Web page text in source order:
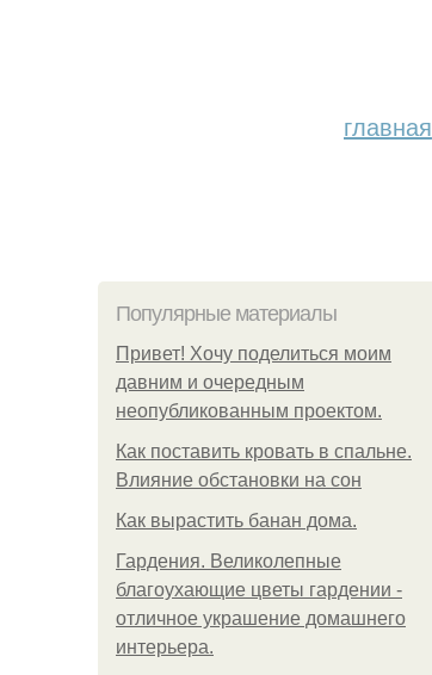
главная
Популярные материалы
Привет! Хочу поделиться моим
давним и очередным
неопубликованным проектом.
Как поставить кровать в спальне.
Влияние обстановки на сон
Как вырастить банан дома.
Гардения. Великолепные
благоухающие цветы гардении -
отличное украшение домашнего
интерьера.